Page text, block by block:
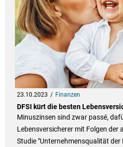
23.10.2023 Finanzen
DFSI kürt die besten
Minuszinsen sind zwar passé,
Lebensversicherer mit Folgen der
Studie "Unternehmensqualität der